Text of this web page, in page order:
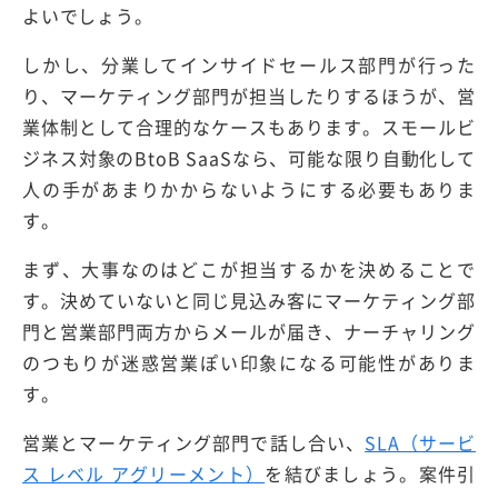
よいでしょう。
しかし、分業してインサイドセールス部門が行った
り、マーケティング部門が担当したりするほうが、営
業体制として合理的なケースもあります。スモールビ
ジネス対象のBtoB SaaSなら、可能な限り自動化して
人の手があまりかからないようにする必要もありま
す。
まず、大事なのはどこが担当するかを決めることで
す。決めていないと同じ見込み客にマーケティング部
門と営業部門両方からメールが届き、ナーチャリング
のつもりが迷惑営業ぽい印象になる可能性がありま
す。
営業とマーケティング部門で話し合い、 SLA（サービ
ス レベル アグリーメント） を結びましょう。案件引